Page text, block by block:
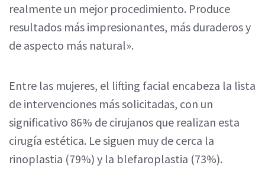
realmente un mejor procedimiento. Produce
resultados más impresionantes, más duraderos y
de aspecto más natural».
Entre las mujeres, el lifting facial encabeza la lista
de intervenciones más solicitadas, con un
significativo 86% de cirujanos que realizan esta
cirugía estética. Le siguen muy de cerca la
rinoplastia (79%) y la blefaroplastia (73%).